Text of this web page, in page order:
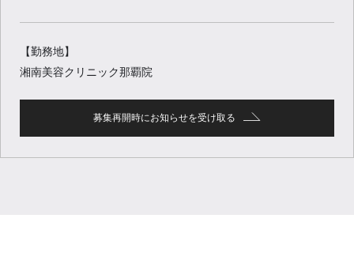
【勤務地】
湘南美容クリニック那覇院
募集再開時にお知らせを受け取る